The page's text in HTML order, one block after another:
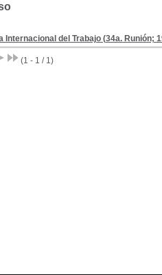
Internacional del Trabajo (34a. Runión;
(1 - 1 / 1)